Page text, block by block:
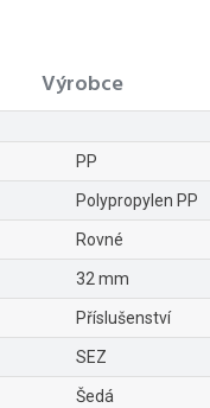
Výrobce
PP
Polypropylen PP
Rovné
32 mm
Příslušenství
SEZ
Šedá